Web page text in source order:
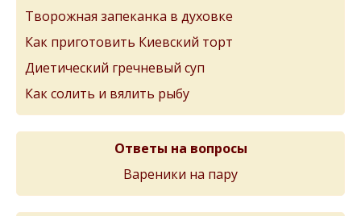
Творожная запеканка в духовке
Как приготовить Киевский торт
Диетический гречневый суп
Как солить и вялить рыбу
Ответы на вопросы
Вареники на пару